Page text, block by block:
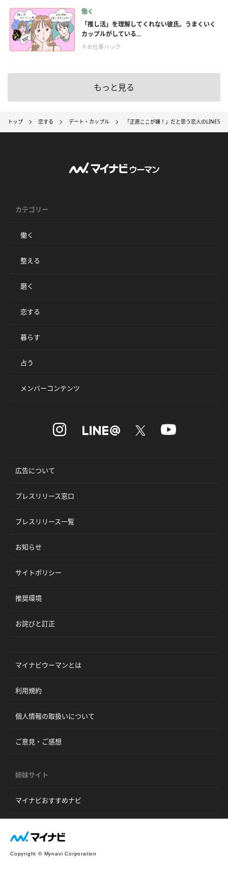
働く
「推し活」を理解してくれない彼氏。うまくいく
カップルがしている...
＃お仕事ハック
もっと見る
トップ 恋する デート・カップル 「正直ここが嫌！」だと思う恋人のLINE5選
カテゴリー
働く
整える
磨く
恋する
暮らす
占う
メンバーコンテンツ
広告について
プレスリリース窓口
プレスリリース一覧
お知らせ
サイトポリシー
推奨環境
お詫びと訂正
マイナビウーマンとは
利用規約
個人情報の取扱いについて
ご意見・ご感想
姉妹サイト
マイナビおすすめナビ
Copyright © Mynavi Corporation